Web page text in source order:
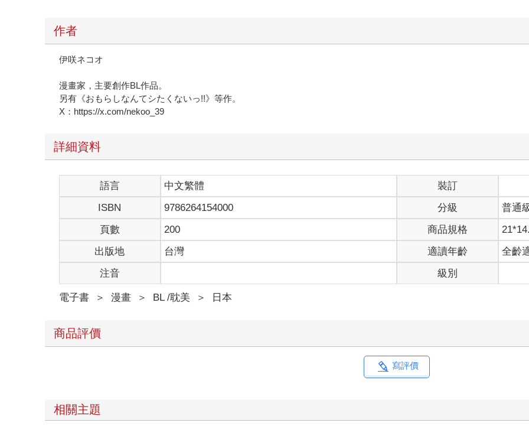
作者
伊咲ネコオ
漫畫家，主要創作BL作品。
另有《おもらしなんてシたくないっ!!》等作。
X：https://x.com/nekoo_39
詳細資料
語言 中文繁體
裝訂
ISBN
9786264154000 分級
普通
頁數
200 商品規格
出版地
台灣 適讀年齡
全齡
注音
級別
電子書 ＞ 漫畫 ＞ BL /耽美 ＞ 日本
商品評價
寫評價
相關主題